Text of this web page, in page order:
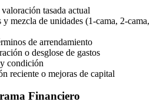
tasada actual
mezcla de unidades (1-cama, 2-cama,
de arrendamiento
o desglose de gastos
condición
reciente o mejoras de capital
Financiero